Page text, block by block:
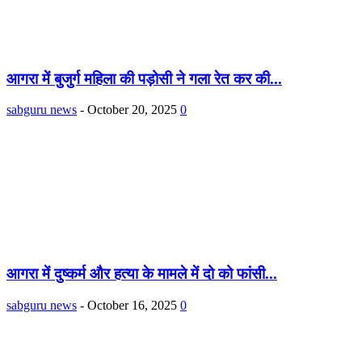
आगरा में बुजुर्ग महिला की पड़ोसी ने गला रेत कर की...
sabguru news - October 20, 2025 0
आगरा में दुष्कर्म और हत्या के मामले में दो को फांसी...
sabguru news - October 16, 2025 0